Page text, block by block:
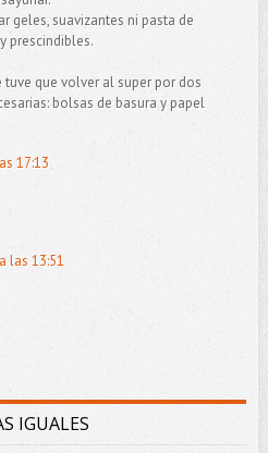
geles, suavizantes ni pasta de
prescindibles.
tuve que volver al super por dos
bolsas de basura y papel
17:13
las 13:51
IGUALES